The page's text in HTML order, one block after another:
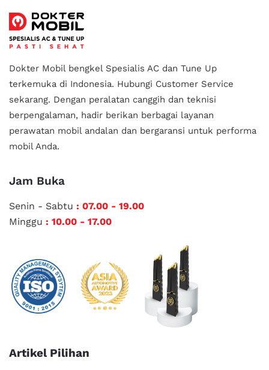
Dokter Mobil bengkel Spesialis AC dan Tune Up
terkemuka di Indonesia. Hubungi Customer Service
sekarang. Dengan peralatan canggih dan teknisi
berpengalaman, hadir berikan berbagai layanan
perawatan mobil andalan dan bergaransi untuk performa
mobil Anda.
Jam Buka
Senin - Sabtu : 07.00 - 19.00
Minggu : 10.00 - 17.00
Artikel Pilihan